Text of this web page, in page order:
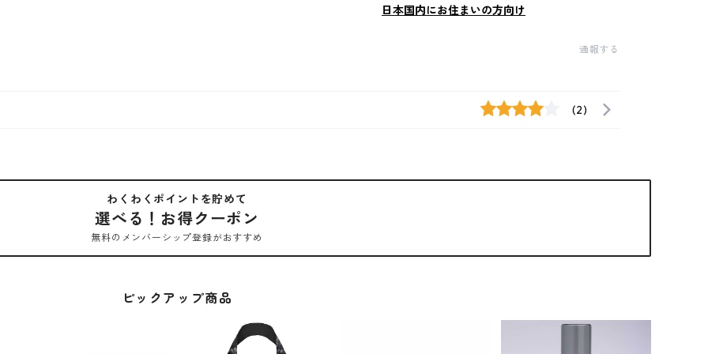
日本国内にお住まいの方向け
通報する
(2)
わくわくポイントを貯めて
選べる！お得クーポン
無料のメンバーシップ登録がおすすめ
ピックアップ商品